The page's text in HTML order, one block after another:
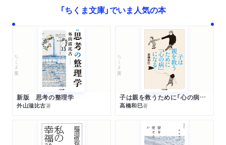
「ちくま文庫」でいま人気の本
ちくま文庫
新版 思考の整理学
外山滋比古著
ちくま文庫
子は親を救うために「心の病」になる
高橋和巳著